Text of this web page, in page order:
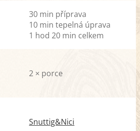
30 min příprava
10 min tepelná úprava
1 hod 20 min celkem
2 × porce
Snuttig&Nici